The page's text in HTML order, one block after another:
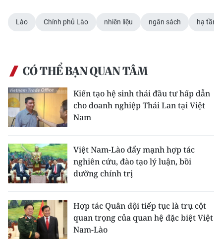
Lào Chính phủ Lào nhiên liệu ngân sách hạ tầng
CÓ THỂ BẠN QUAN TÂM
Kiến tạo hệ sinh thái đầu tư hấp dẫn
cho doanh nghiệp Thái Lan tại Việt
Nam
Việt Nam-Lào đẩy mạnh hợp tác
nghiên cứu, đào tạo lý luận, bồi
dưỡng chính trị
Hợp tác Quân đội tiếp tục là trụ cột
quan trọng của quan hệ đặc biệt Việt
Nam-Lào